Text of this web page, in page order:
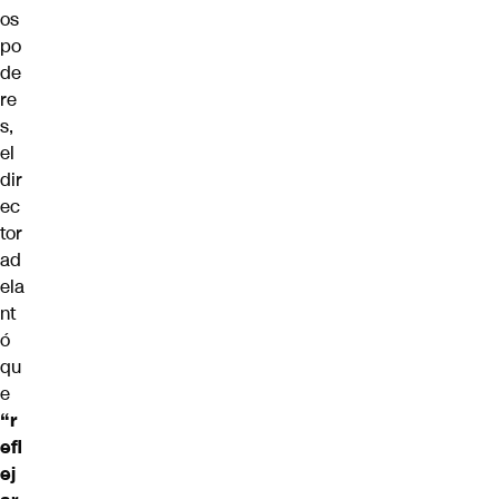
os
po
de
re
s,
el
dir
ec
tor
ad
ela
nt
ó
qu
e
“r
efl
ej